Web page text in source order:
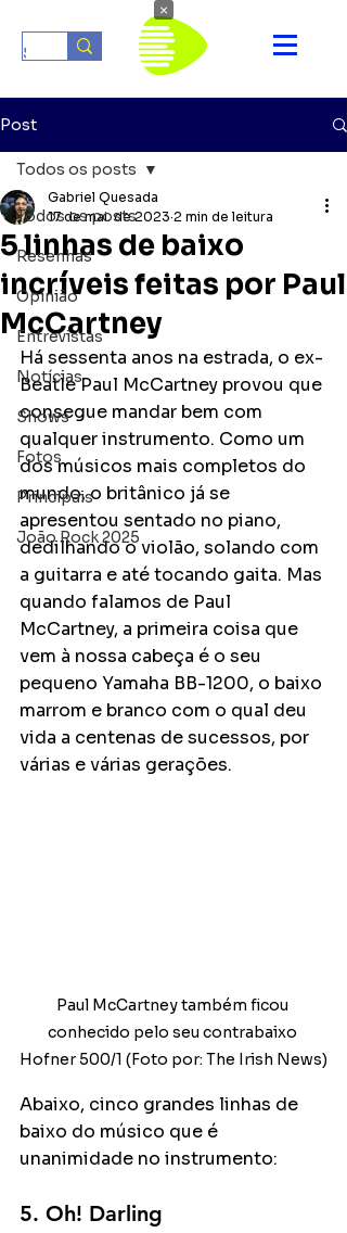
Post
Todos os posts
Resenhas
Opinião
Entrevistas
Notícias
Shows
Fotos
Principais
João Rock 2025
Todos os posts
5 linhas de baixo
incríveis feitas por Paul
McCartney
Gabriel Quesada
17 de mai. de 2023 2 min de leitura
Há sessenta anos na estrada, o ex-
Beatle Paul McCartney provou que
consegue mandar bem com
qualquer instrumento. Como um
dos músicos mais completos do
mundo, o britânico já se
apresentou sentado no piano,
dedilhando o violão, solando com
a guitarra e até tocando gaita. Mas
quando falamos de Paul
McCartney, a primeira coisa que
vem à nossa cabeça é o seu
pequeno Yamaha BB-1200, o baixo
marrom e branco com o qual deu
vida a centenas de sucessos, por
várias e várias gerações.
Paul McCartney também ficou
conhecido pelo seu contrabaixo
Hofner 500/1 (Foto por: The Irish News)
Abaixo, cinco grandes linhas de
baixo do músico que é
unanimidade no instrumento:
5. Oh! Darling
×